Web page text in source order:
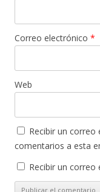
Correo electrónico *
Web
Recibir un
comentarios a esta
Recibir un correo